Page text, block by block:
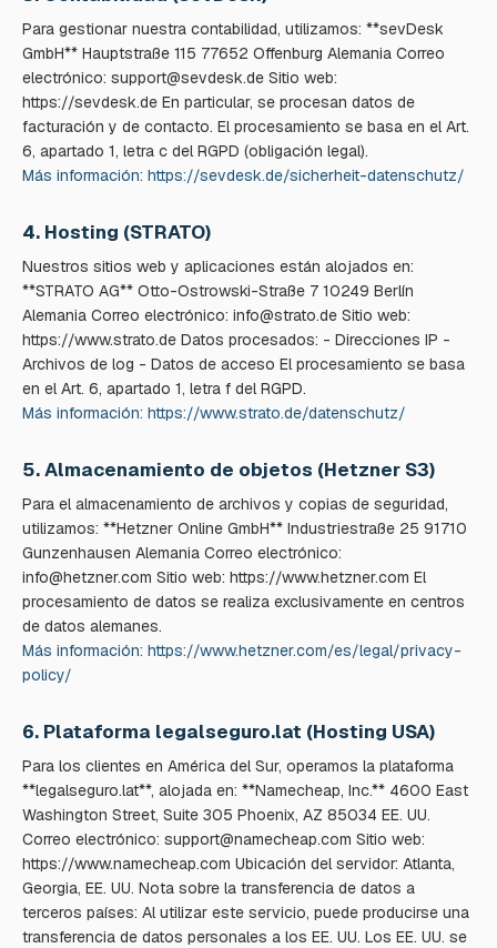
Para gestionar nuestra contabilidad, utilizamos: **sevDesk
GmbH** Hauptstraße 115 77652 Offenburg Alemania Correo
electrónico: support@sevdesk.de Sitio web:
https://sevdesk.de En particular, se procesan datos de
facturación y de contacto. El procesamiento se basa en el Art.
6, apartado 1, letra c del RGPD (obligación legal).
Más información: https://sevdesk.de/sicherheit-datenschutz/
4. Hosting (STRATO)
Nuestros sitios web y aplicaciones están alojados en:
**STRATO AG** Otto-Ostrowski-Straße 7 10249 Berlín
Alemania Correo electrónico: info@strato.de Sitio web:
https://www.strato.de Datos procesados: - Direcciones IP -
Archivos de log - Datos de acceso El procesamiento se basa
en el Art. 6, apartado 1, letra f del RGPD.
Más información: https://www.strato.de/datenschutz/
5. Almacenamiento de objetos (Hetzner S3)
Para el almacenamiento de archivos y copias de seguridad,
utilizamos: **Hetzner Online GmbH** Industriestraße 25 91710
Gunzenhausen Alemania Correo electrónico:
info@hetzner.com Sitio web: https://www.hetzner.com El
procesamiento de datos se realiza exclusivamente en centros
de datos alemanes.
Más información: https://www.hetzner.com/es/legal/privacy-
policy/
6. Plataforma legalseguro.lat (Hosting USA)
Para los clientes en América del Sur, operamos la plataforma
**legalseguro.lat**, alojada en: **Namecheap, Inc.** 4600 East
Washington Street, Suite 305 Phoenix, AZ 85034 EE. UU.
Correo electrónico: support@namecheap.com Sitio web:
https://www.namecheap.com Ubicación del servidor: Atlanta,
Georgia, EE. UU. Nota sobre la transferencia de datos a
terceros países: Al utilizar este servicio, puede producirse una
transferencia de datos personales a los EE. UU. Los EE. UU. se